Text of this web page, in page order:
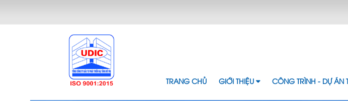
TRANG CHỦ GIỚI THIỆU CÔNG TRÌNH - DỰ ÁN